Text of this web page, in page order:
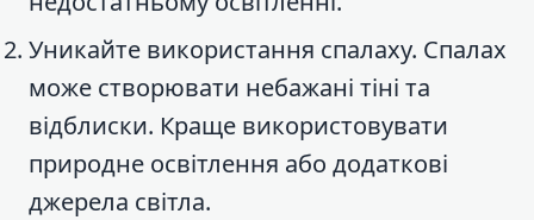
Уникайте використання спалаху. Спалах
може створювати небажані тіні та
відблиски. Краще використовувати
природне освітлення або додаткові
джерела світла.